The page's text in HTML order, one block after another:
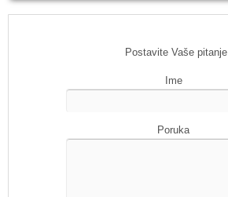
Postavite Vaše pitanje
Ime
Poruka